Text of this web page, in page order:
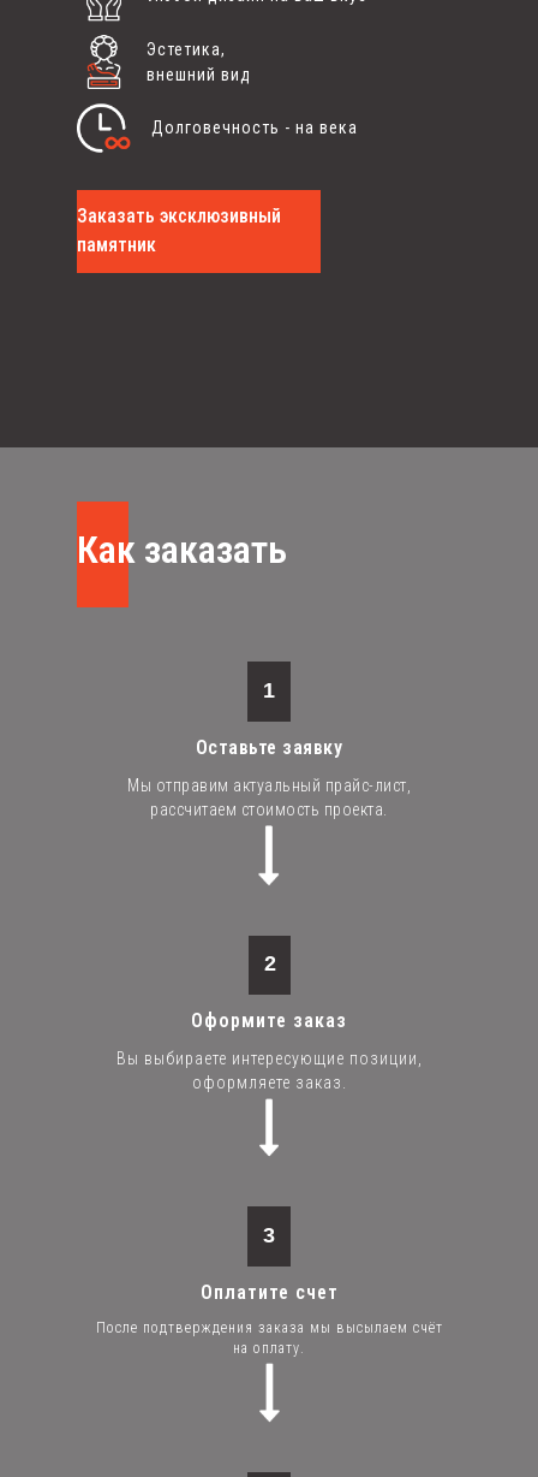
Заказать эксклюзивный
памятник
Эстетика,
внешний вид
Долговечность - на века
Мы отправим актуальный прайс-лист,
рассчитаем стоимость проекта.
Вы выбираете интересующие позиции,
оформляете заказ.
После подтверждения заказа мы высылаем счёт
на оплату.
Оформите заказ
Оставьте заявку
Оплатите счет
1
3
2
Как заказать